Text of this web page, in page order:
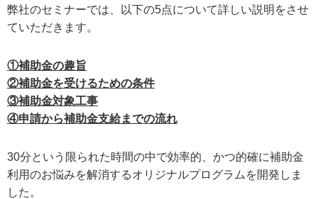
弊社のセミナーでは、以下の5点について詳しい説明をさせ
ていただきます。
①補助金の趣旨
②補助金を受けるための条件
③補助金対象工事
④申請から補助金支給までの流れ
30分という限られた時間の中で効率的、かつ的確に補助金
利用のお悩みを解消するオリジナルプログラムを開発しま
した。